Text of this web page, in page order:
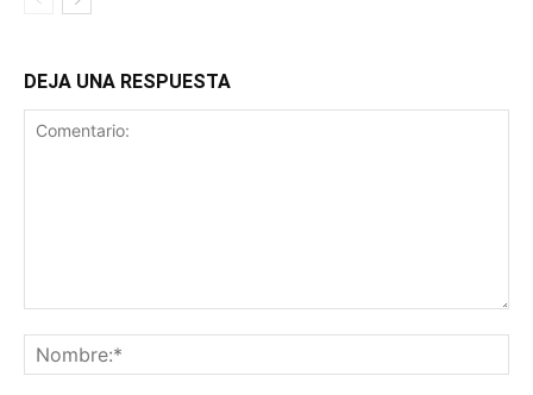
DEJA UNA RESPUESTA